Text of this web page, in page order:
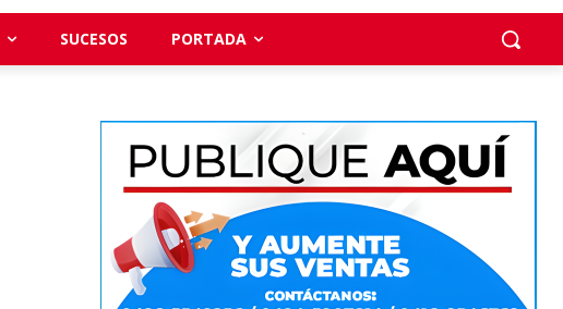
SUCESOS PORTADA